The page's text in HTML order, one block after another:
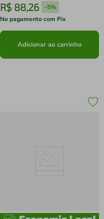
R$ 88,26 -5%
No pagamento com Pix
Adicionar ao carrinho